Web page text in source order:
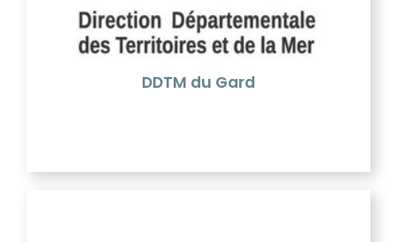
DDTM du Gard